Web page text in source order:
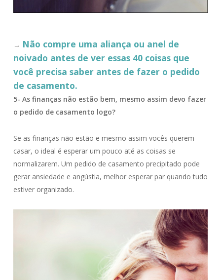
→ Não compre uma aliança ou anel de
noivado antes de ver essas 40 coisas que
você precisa saber antes de fazer o pedido
de casamento.
5- As finanças não estão bem, mesmo assim devo fazer
o pedido de casamento logo?
Se as finanças não estão e mesmo assim vocês querem
casar, o ideal é esperar um pouco até as coisas se
normalizarem. Um pedido de casamento precipitado pode
gerar ansiedade e angústia, melhor esperar par quando tudo
estiver organizado.